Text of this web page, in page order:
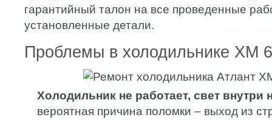
гарантийный талон на все проведенные
установленные детали.
Проблемы в холодильнике ХМ
Холодильник не работает, свет внутри
вероятная причина поломки – выход из